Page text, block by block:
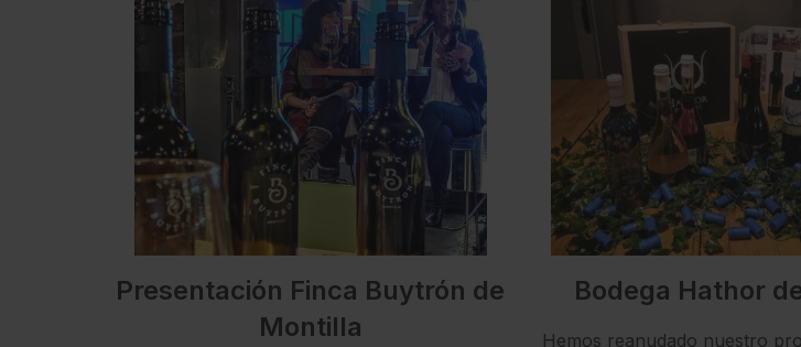
Presentación Finca Buytrón de
Montilla
Bodega Hathor
Hemos reanudado nuestro